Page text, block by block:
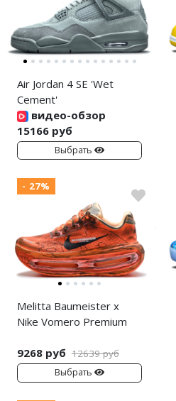
Air Jordan 4 SE 'Wet
Cement'
видео-обзор
15166 руб
Выбрать
- 27%
Melitta Baumeister x
Nike Vomero Premium
9268 руб 12639 руб
Выбрать